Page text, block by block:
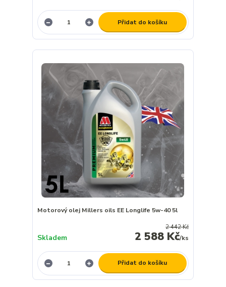
Přidat do košíku
Motorový olej Millers oils EE Longlife 5w-40 5l
2 442 Kč
2 588 Kč/ks
Skladem
Přidat do košíku